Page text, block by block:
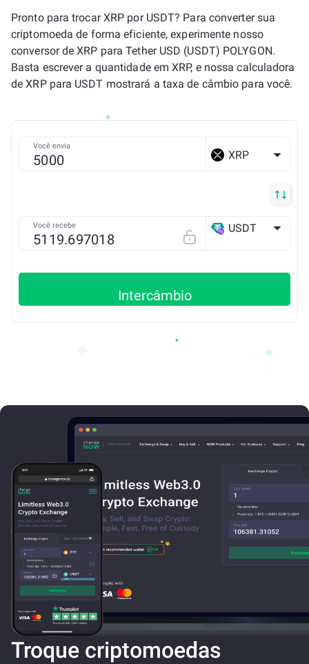
Pronto para trocar XRP por USDT? Para converter sua
criptomoeda de forma eficiente, experimente nosso
conversor de XRP para Tether USD (USDT) POLYGON.
Basta escrever a quantidade em XRP, e nossa calculadora
de XRP para USDT mostrará a taxa de câmbio para você.
Você envia
XRP
Você recebe USDT
Intercâmbio
Troque criptomoedas